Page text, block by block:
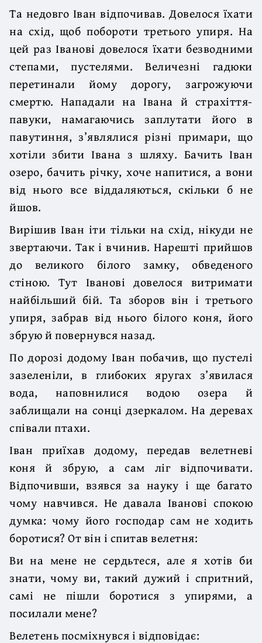
Та недовго Іван відпочивав. Довелося їхати
на схід, щоб побороти третього упиря. На
цей раз Іванові довелося їхати безводними
степами, пустелями. Величезні гадюки
перетинали йому дорогу, загрожуючи
смертю. Нападали на Івана й страхіття-
павуки, намагаючись заплутати його в
павутиння, з’являлися різні примари, що
хотіли збити Івана з шляху. Бачить Іван
озеро, бачить річку, хоче напитися, а вони
від нього все віддаляються, скільки б не
йшов.
Вирішив Іван іти тільки на схід, нікуди не
звертаючи. Так і вчинив. Нарешті прийшов
до великого білого замку, обведеного
стіною. Тут Іванові довелося витримати
найбільший бій. Та зборов він і третього
упиря, забрав від нього білого коня, його
збрую й повернувся назад.
По дорозі додому Іван побачив, що пустелі
зазеленіли, в глибоких яругах з’явилася
вода, наповнилися водою озера й
заблищали на сонці дзеркалом. На деревах
співали птахи.
Іван приїхав додому, передав велетневі
коня й збрую, а сам ліг відпочивати.
Відпочивши, взявся за науку і ще багато
чому навчився. Не давала Іванові спокою
думка: чому його господар сам не ходить
боротися? От він і спитав велетня:
Ви на мене не сердьтеся, але я хотів би
знати, чому ви, такий дужий і спритний,
самі не пішли боротися з упирями, а
посилали мене?
Велетень посміхнувся і відповідає: